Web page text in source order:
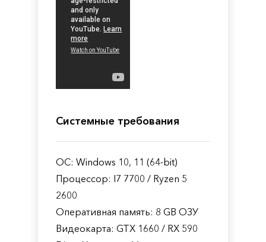
Системные требования
ОС: Windows 10, 11 (64-bit)
Процессор: I7 7700 / Ryzen 5
2600
Оперативная память: 8 GB ОЗУ
Видеокарта: GTX 1660 / RX 590